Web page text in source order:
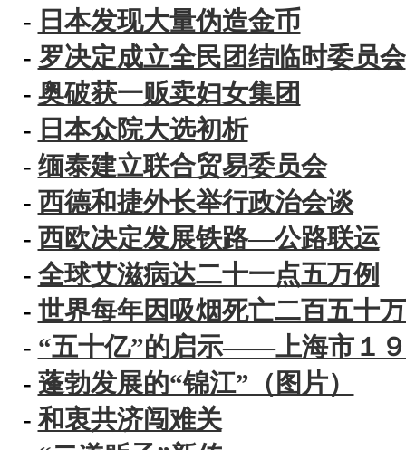
- 日本发现大量伪造金币
- 罗决定成立全民团结临时委员会
- 奥破获一贩卖妇女集团
- 日本众院大选初析
- 缅泰建立联合贸易委员会
- 西德和捷外长举行政治会谈
- 西欧决定发展铁路—公路联运
- 全球艾滋病达二十一点五万例
- 世界每年因吸烟死亡二百五十
- “五十亿”的启示——上海市１
- 蓬勃发展的“锦江”（图片）
- 和衷共济闯难关